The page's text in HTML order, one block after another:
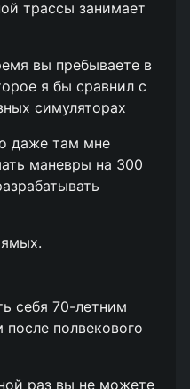
трассы занимает
вы пребываете в
я бы сравнил с
симуляторах
даже там мне
маневры на 300
себя 70-летним
полвекового
раз вы не можете